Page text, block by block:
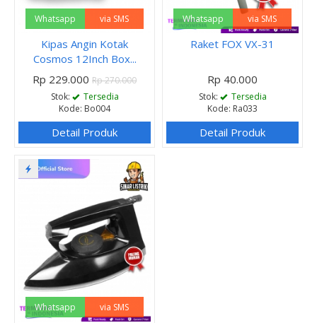
Whatsapp via SMS
Kipas Angin Kotak
Cosmos 12Inch Box...
Rp 229.000 Rp 270.000
Stok:
Tersedia
Kode: Bo004
Detail Produk
Whatsapp via SMS
Raket FOX VX-31
Rp 40.000
Stok:
Tersedia
Kode: Ra033
Detail Produk
Whatsapp via SMS